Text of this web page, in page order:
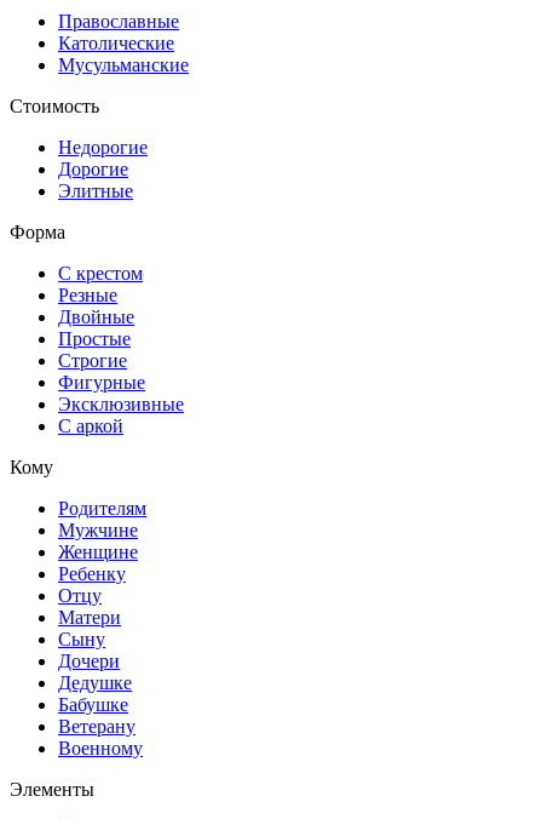
Православные
Католические
Мусульманские
Стоимость
Недорогие
Дорогие
Элитные
Форма
С крестом
Резные
Двойные
Простые
Строгие
Фигурные
Эксклюзивные
С аркой
Кому
Родителям
Мужчине
Женщине
Ребенку
Отцу
Матери
Сыну
Дочери
Дедушке
Бабушке
Ветерану
Военному
Элементы